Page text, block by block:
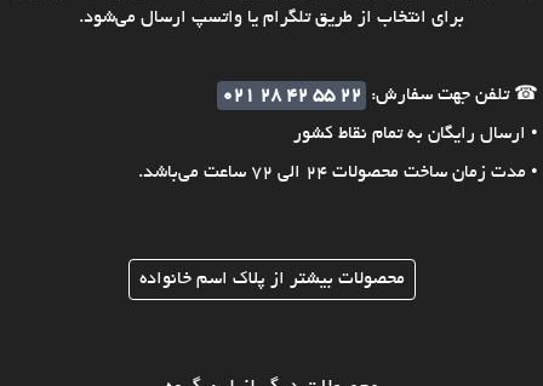
برای انتخاب از طریق تلگرام یا واتسپ ارسال می‌شود.
☎ تلفن جهت سفارش:
021 28 42 55 22
• ارسال رایگان به تمام نقاط کشور
• مدت زمان ساخت محصولات 24 الی 72 ساعت می‌باشد.
محصولات بیشتر از پلاک اسم خانواده